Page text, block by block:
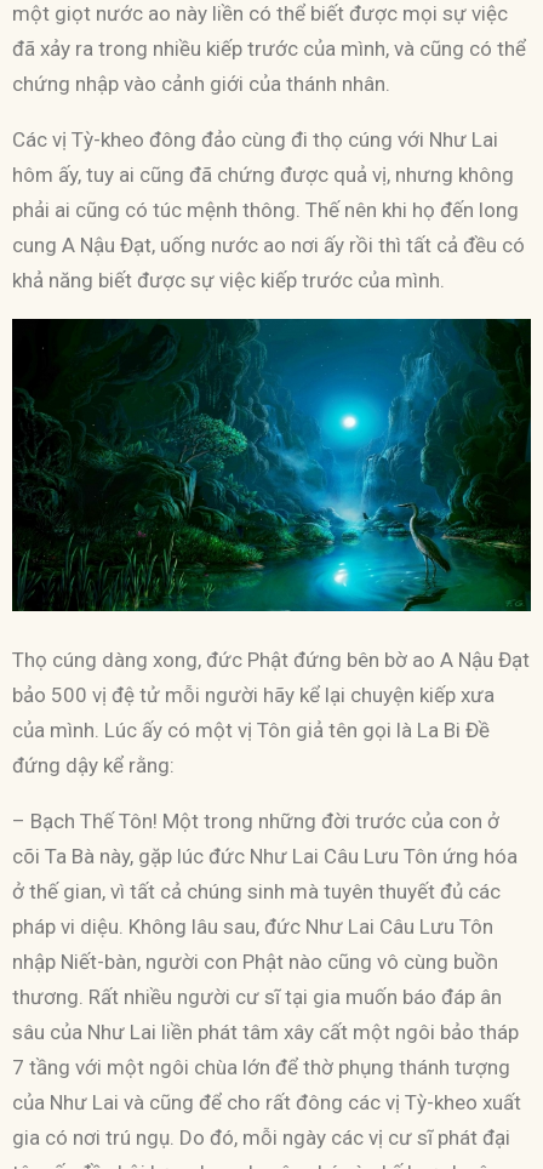
một giọt nước ao này liền có thể biết được mọi sự việc
đã xảy ra trong nhiều kiếp trước của mình, và cũng có thể
chứng nhập vào cảnh giới của thánh nhân.
Các vị Tỳ-kheo đông đảo cùng đi thọ cúng với Như Lai
hôm ấy, tuy ai cũng đã chứng được quả vị, nhưng không
phải ai cũng có túc mệnh thông. Thế nên khi họ đến long
cung A Nậu Đạt, uống nước ao nơi ấy rồi thì tất cả đều có
khả năng biết được sự việc kiếp trước của mình.
Thọ cúng dàng xong, đức Phật đứng bên bờ ao A Nậu Đạt
bảo 500 vị đệ tử mỗi người hãy kể lại chuyện kiếp xưa
của mình. Lúc ấy có một vị Tôn giả tên gọi là La Bi Đề
đứng dậy kể rằng:
– Bạch Thế Tôn! Một trong những đời trước của con ở
cõi Ta Bà này, gặp lúc đức Như Lai Câu Lưu Tôn ứng hóa
ở thế gian, vì tất cả chúng sinh mà tuyên thuyết đủ các
pháp vi diệu. Không lâu sau, đức Như Lai Câu Lưu Tôn
nhập Niết-bàn, người con Phật nào cũng vô cùng buồn
thương. Rất nhiều người cư sĩ tại gia muốn báo đáp ân
sâu của Như Lai liền phát tâm xây cất một ngôi bảo tháp
7 tầng với một ngôi chùa lớn để thờ phụng thánh tượng
của Như Lai và cũng để cho rất đông các vị Tỳ-kheo xuất
gia có nơi trú ngụ. Do đó, mỗi ngày các vị cư sĩ phát đại